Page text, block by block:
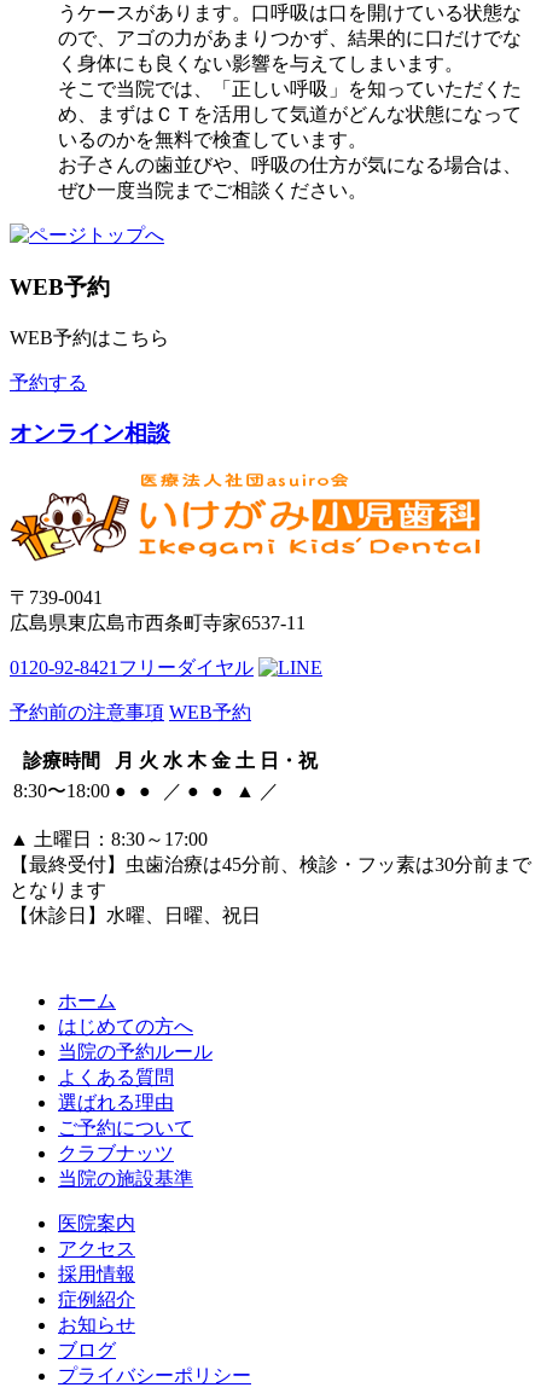
うケースがあります。口呼吸は口を開けている状態な
ので、アゴの力があまりつかず、結果的に口だけでな
く身体にも良くない影響を与えてしまいます。
そこで当院では、「正しい呼吸」を知っていただくた
め、まずはＣＴを活用して気道がどんな状態になって
いるのかを無料で検査しています。
お子さんの歯並びや、呼吸の仕方が気になる場合は、
ぜひ一度当院までご相談ください。
WEB予約
WEB予約はこちら
予約する
オンライン相談
〒739-0041
広島県東広島市西条町寺家6537-11
0120-92-8421 フリーダイヤル
予約前の注意事項 WEB予約
診療時間 月 火 水 木 金 土 日・祝
8:30〜18:00 ● ● ／ ● ● ▲ ／
▲ 土曜日：8:30～17:00
【最終受付】虫歯治療は45分前、検診・フッ素は30分前まで
となります
【休診日】水曜、日曜、祝日
ホーム
はじめての方へ
当院の予約ルール
よくある質問
選ばれる理由
ご予約について
クラブナッツ
当院の施設基準
医院案内
アクセス
採用情報
症例紹介
お知らせ
ブログ
プライバシーポリシー